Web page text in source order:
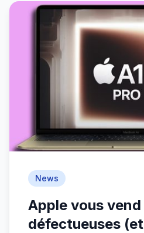
News
Apple vous
défectueuses